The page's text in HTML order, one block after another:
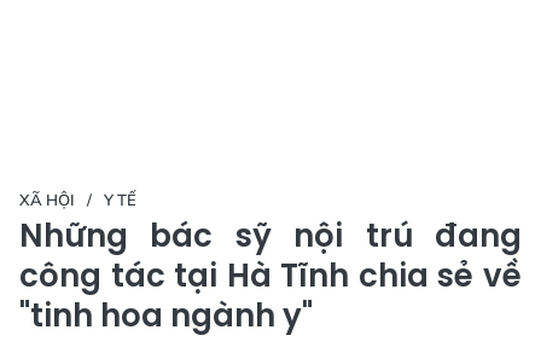
XÃ HỘI Y TẾ
Những bác sỹ nội trú đang
công tác tại Hà Tĩnh chia sẻ về
"tinh hoa ngành y"